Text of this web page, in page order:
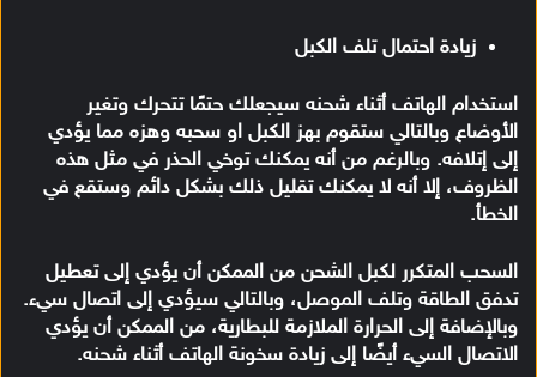
زيادة احتمال تلف الكبل
استخدام الهاتف أثناء شحنه سيجعلك حتمًا تتحرك وتغير
الأوضاع وبالتالي ستقوم بهز الكبل او سحبه وهزه مما يؤدي
إلى إتلافه. وبالرغم من أنه يمكنك توخي الحذر في مثل هذه
الظروف، إلا أنه لا يمكنك تقليل ذلك بشكل دائم وستقع في
الخطأ.
السحب المتكرر لكبل الشحن من الممكن أن يؤدي إلى تعطيل
تدفق الطاقة وتلف الموصل، وبالتالي سيؤدي إلى اتصال سيء.
وبالإضافة إلى الحرارة الملازمة للبطارية، من الممكن أن يؤدي
الاتصال السيء أيضًا إلى زيادة سخونة الهاتف أثناء شحنه.